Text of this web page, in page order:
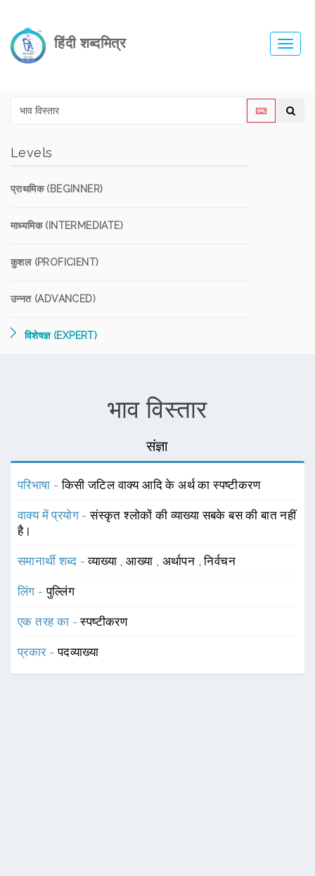
हिंदी शब्दमित्र
Levels
प्राथमिक (BEGINNER)
माध्यमिक (INTERMEDIATE)
कुशल (PROFICIENT)
उन्नत (ADVANCED)
विशेषज्ञ (EXPERT)
भाव विस्तार
संज्ञा
परिभाषा -किसी जटिल वाक्य आदि के अर्थ का स्पष्टीकरण
वाक्य में प्रयोग -संस्कृत श्लोकों की व्याख्या सबके बस की बात नहीं
है।
समानार्थी शब्द -व्याख्या ,आख्या , अर्थापन ,निर्वचन
लिंग -पुल्लिंग
एक तरह का -स्पष्टीकरण
प्रकार -पदव्याख्या